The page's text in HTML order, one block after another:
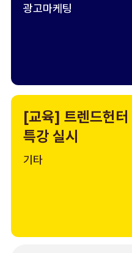
광고마케팅
[교육] 트렌드헌터
특강 실시
기타